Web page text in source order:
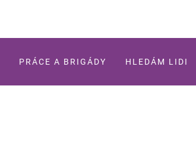
PRÁCE A BRIGÁDY HLEDÁM LIDI